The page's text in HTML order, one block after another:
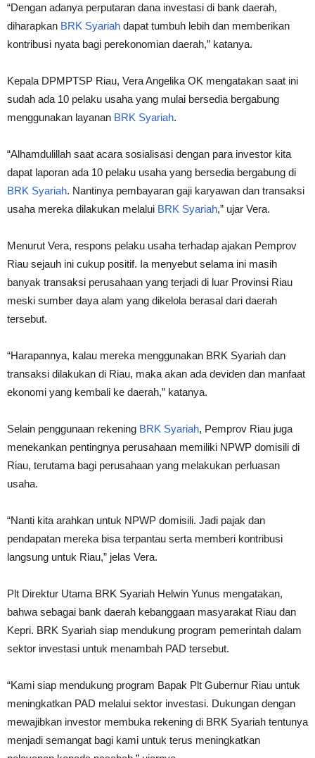
“Dengan adanya perputaran dana investasi di bank daerah,
diharapkan BRK Syariah dapat tumbuh lebih dan memberikan
kontribusi nyata bagi perekonomian daerah,” katanya.
Kepala DPMPTSP Riau, Vera Angelika OK mengatakan saat ini
sudah ada 10 pelaku usaha yang mulai bersedia bergabung
menggunakan layanan BRK Syariah.
“Alhamdulillah saat acara sosialisasi dengan para investor kita
dapat laporan ada 10 pelaku usaha yang bersedia bergabung di
BRK Syariah. Nantinya pembayaran gaji karyawan dan transaksi
usaha mereka dilakukan melalui BRK Syariah,” ujar Vera.
Menurut Vera, respons pelaku usaha terhadap ajakan Pemprov
Riau sejauh ini cukup positif. Ia menyebut selama ini masih
banyak transaksi perusahaan yang terjadi di luar Provinsi Riau
meski sumber daya alam yang dikelola berasal dari daerah
tersebut.
“Harapannya, kalau mereka menggunakan BRK Syariah dan
transaksi dilakukan di Riau, maka akan ada deviden dan manfaat
ekonomi yang kembali ke daerah,” katanya.
Selain penggunaan rekening BRK Syariah, Pemprov Riau juga
menekankan pentingnya perusahaan memiliki NPWP domisili di
Riau, terutama bagi perusahaan yang melakukan perluasan
usaha.
“Nanti kita arahkan untuk NPWP domisili. Jadi pajak dan
pendapatan mereka bisa terpantau serta memberi kontribusi
langsung untuk Riau,” jelas Vera.
Plt Direktur Utama BRK Syariah Helwin Yunus mengatakan,
bahwa sebagai bank daerah kebanggaan masyarakat Riau dan
Kepri. BRK Syariah siap mendukung program pemerintah dalam
sektor investasi untuk menambah PAD tersebut.
“Kami siap mendukung program Bapak Plt Gubernur Riau untuk
meningkatkan PAD melalui sektor investasi. Dukungan dengan
mewajibkan investor membuka rekening di BRK Syariah tentunya
menjadi semangat bagi kami untuk terus meningkatkan